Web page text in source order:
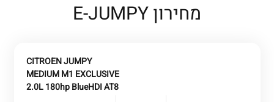
מחירון E-JUMPY
CITROEN JUMPY
MEDIUM M1 EXCLUSIVE
2.0L 180hp BlueHDI AT8